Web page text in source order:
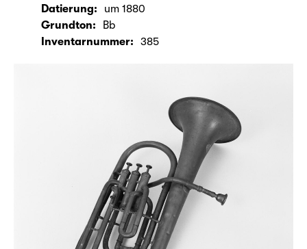
Datierung:
um 1880
Grundton:
Bb
Inventarnummer:
385